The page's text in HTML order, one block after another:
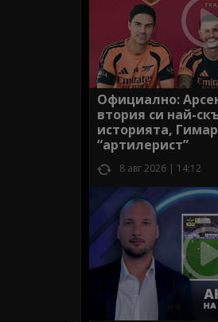
Официално:
втория си най-
историята,
“артилерист”
8 авг 2026 | 14:12